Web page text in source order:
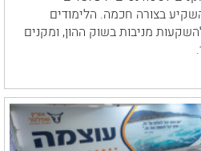
בצורה חכמה. הלימודים
מניבות בשוק ההון, ומקנים